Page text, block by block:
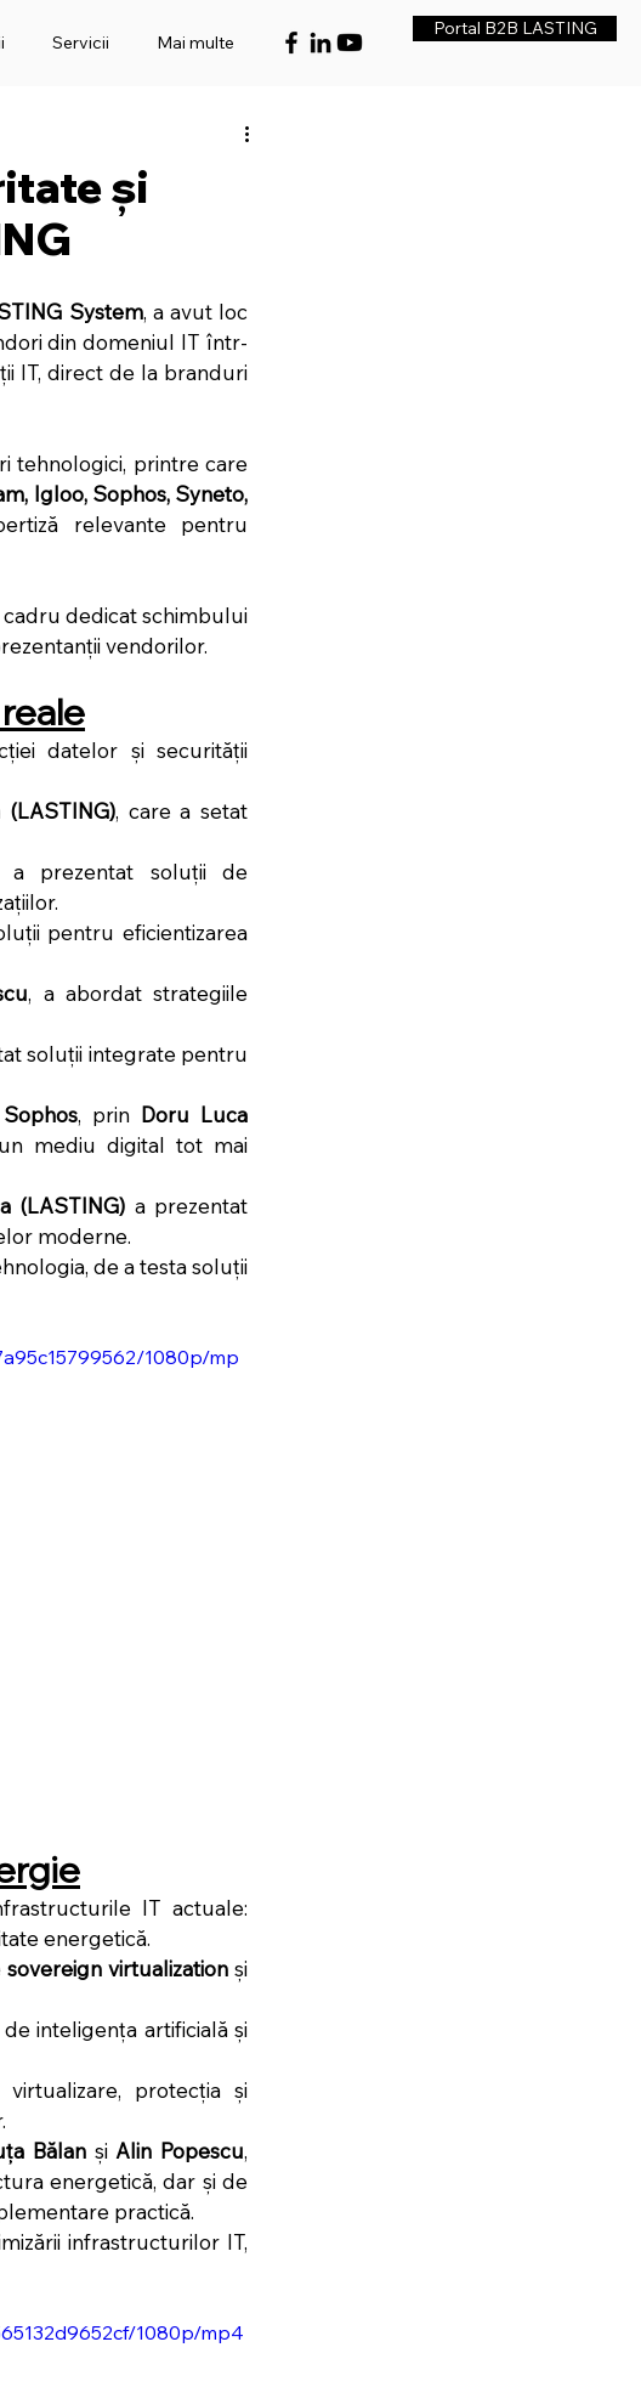
Servicii Mai multe
Portal B2B LASTING
și
System, a avut loc
din domeniul IT într-
IT, direct de la branduri
Igloo, Sophos, Syneto,
relevante pentru
dedicat schimbului
vendorilor.
datelor și securității
(LASTING), care a setat
a prezentat soluții de
pentru eficientizarea
, a abordat strategiile
soluții integrate pentru
Sophos, prin Doru Luca
mediu digital tot mai
(LASTING) a prezentat
moderne.
de a testa soluții
1080p/mp
IT actuale:
energetică.
sovereign virtualization și
inteligența artificială și
protecția și
Bălan și Alin Popescu,
practică.
infrastructurilor IT,
1080p/mp4